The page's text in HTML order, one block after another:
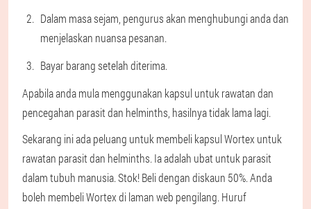
Dalam masa sejam, pengurus akan menghubungi anda dan
menjelaskan nuansa pesanan.
Bayar barang setelah diterima.
Apabila anda mula menggunakan kapsul untuk rawatan dan
pencegahan parasit dan helminths, hasilnya tidak lama lagi.
Sekarang ini ada peluang untuk membeli kapsul Wortex untuk
rawatan parasit dan helminths. Ia adalah ubat untuk parasit
dalam tubuh manusia. Stok! Beli dengan diskaun 50%. Anda
boleh membeli Wortex di laman web pengilang. Huruf